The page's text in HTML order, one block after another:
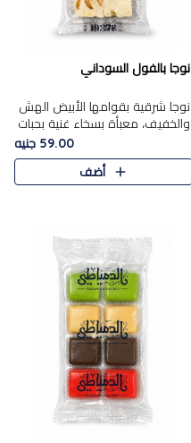
نوجا بالفول السوداني
نوجا شرقية بقوامها الأبيض الهش
والخفيف، معبأة بسخاء غنية بحبات
الفول السوداني المحمص التي
يقدم تضيف قرمشة مميزة مرضية
وتوازنًا رائعًا مع حلا..
59.00 جنيه
أضف